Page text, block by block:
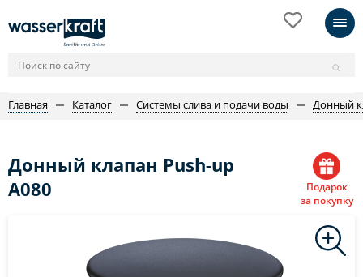
Главная Каталог Системы слива и подачи воды Донный
Донный клапан Push-up
A080
Подарок
за покупку